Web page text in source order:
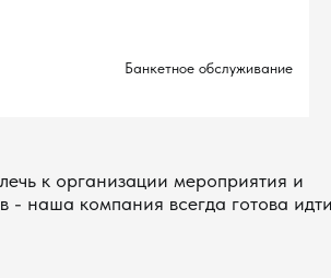
к организации мероприятия и
- наша компания всегда готова
Банкетное обслуживание